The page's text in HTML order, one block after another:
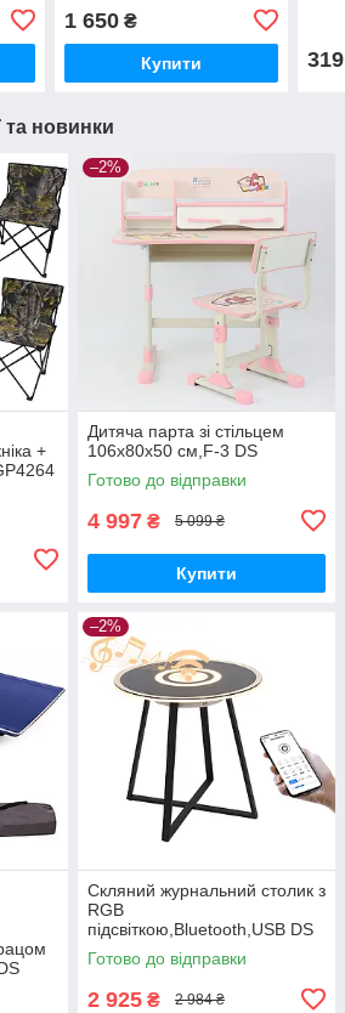
складаний каремат-
матрац DS
1 650₴
Купити 319
та новинки
+
–2%
Дитяча парта зі стільцем
106х80х50 см,F-3 DS
Готово до відправки
4 997 ₴ 5 099 ₴
Купити
–2%
Скляний журнальний столик з
RGB
підсвіткою,Bluetooth,USB DS
Готово до відправки
2 925 ₴ 2 984 ₴